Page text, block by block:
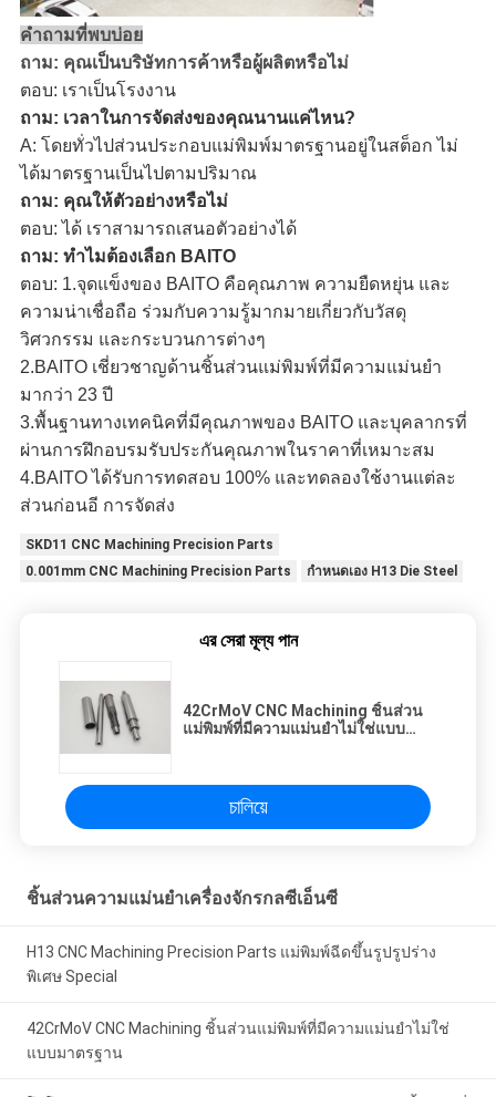
คำถามที่พบบ่อย
ถาม: คุณเป็นบริษัทการค้าหรือผู้ผลิตหรือไม่
ตอบ: เราเป็นโรงงาน
ถาม: เวลาในการจัดส่งของคุณนานแค่ไหน?
A: โดยทั่วไปส่วนประกอบแม่พิมพ์มาตรฐานอยู่ในสต็อก ไม่
ได้มาตรฐานเป็นไปตามปริมาณ
ถาม: คุณให้ตัวอย่างหรือไม่
ตอบ: ได้ เราสามารถเสนอตัวอย่างได้
ถาม: ทำไมต้องเลือก BAITO
ตอบ: 1.จุดแข็งของ BAITO คือคุณภาพ ความยืดหยุ่น และ
ความน่าเชื่อถือ ร่วมกับความรู้มากมายเกี่ยวกับวัสดุ
วิศวกรรม และกระบวนการต่างๆ
2.BAITO เชี่ยวชาญด้านชิ้นส่วนแม่พิมพ์ที่มีความแม่นยำ
มากว่า 23 ปี
3.พื้นฐานทางเทคนิคที่มีคุณภาพของ BAITO และบุคลากรที่
ผ่านการฝึกอบรมรับประกันคุณภาพในราคาที่เหมาะสม
4.BAITO ได้รับการทดสอบ 100% และทดลองใช้งานแต่ละ
ส่วนก่อนอี การจัดส่ง
SKD11 CNC Machining Precision Parts
0.001mm CNC Machining Precision Parts
กำหนดเอง H13 Die Steel
এর সেরা মূল্য পান
42CrMoV CNC Machining ชิ้นส่วน
แม่พิมพ์ที่มีความแม่นยำไม่ใช่แบบ
চালিয়ে
ชิ้นส่วนความแม่นยำเครื่องจักรกลซีเอ็นซี
H13 CNC Machining Precision Parts แม่พิมพ์ฉีดขึ้นรูปรูปร่าง
พิเศษ Special
42CrMoV CNC Machining ชิ้นส่วนแม่พิมพ์ที่มีความแม่นยำไม่ใช่
แบบมาตรฐาน